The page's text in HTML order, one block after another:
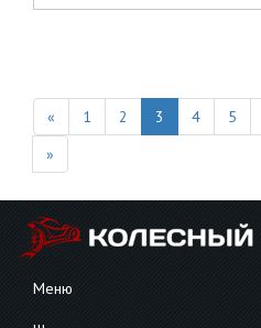
« 1 2 3 4 5
»
Меню